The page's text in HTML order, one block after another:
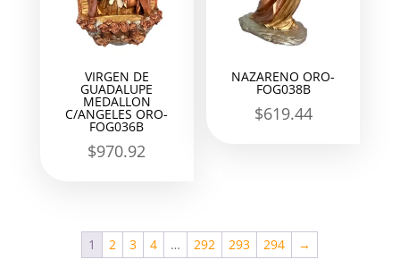
VIRGEN DE
GUADALUPE
MEDALLON
C/ANGELES ORO-
FOG036B
$970.92
NAZARENO ORO-
FOG038B
$619.44
1 2 3 4 … 292 293 294 →